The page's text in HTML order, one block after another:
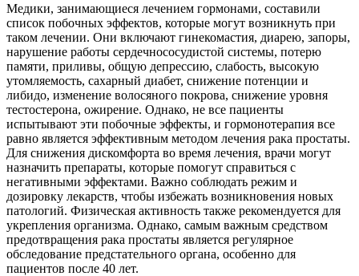
Медики, занимающиеся лечением гормонами, составили
список побочных эффектов, которые могут возникнуть при
таком лечении. Они включают гинекомастия, диарею, запоры,
нарушение работы сердечнососудистой системы, потерю
памяти, приливы, общую депрессию, слабость, высокую
утомляемость, сахарный диабет, снижение потенции и
либидо, изменение волосяного покрова, снижение уровня
тестостерона, ожирение. Однако, не все пациенты
испытывают эти побочные эффекты, и гормонотерапия все
равно является эффективным методом лечения рака простаты.
Для снижения дискомфорта во время лечения, врачи могут
назначить препараты, которые помогут справиться с
негативными эффектами. Важно соблюдать режим и
дозировку лекарств, чтобы избежать возникновения новых
патологий. Физическая активность также рекомендуется для
укрепления организма. Однако, самым важным средством
предотвращения рака простаты является регулярное
обследование предстательного органа, особенно для
пациентов после 40 лет.